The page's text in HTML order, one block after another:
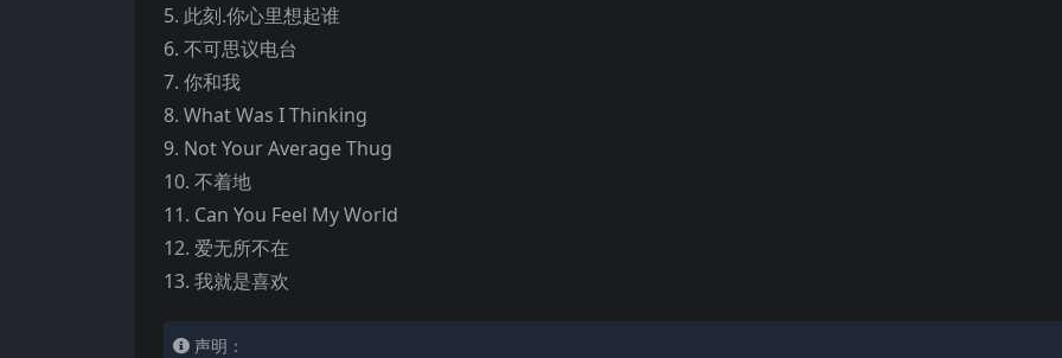
5. 此刻.你心里想起谁
6. 不可思议电台
7. 你和我
8. What Was I Thinking
9. Not Your Average Thug
10. 不着地
11. Can You Feel My World
12. 爱无所不在
13. 我就是喜欢
声明：